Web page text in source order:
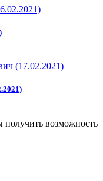
получить возможность